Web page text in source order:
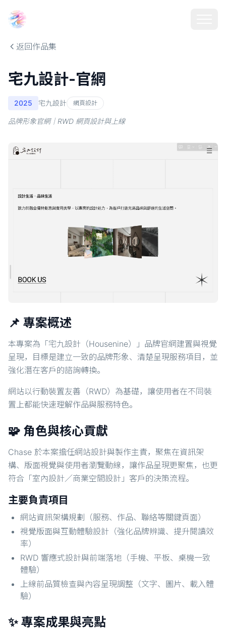
返回作品集
宅九設計-官網
2025 宅九設計 網頁設計
品牌形象官網｜RWD 網頁設計與上線
📌 專案概述
本專案為「宅九設計（Housenine）」品牌官網建置與視覺
呈現，目標是建立一致的品牌形象、清楚呈現服務項目，並
強化潛在客戶的諮詢轉換。
網站以行動裝置友善（RWD）為基礎，讓使用者在不同裝
置上都能快速理解作品與服務特色。
🧩 角色與核心貢獻
Chase 於本案擔任網站設計與製作主責，聚焦在資訊架
構、版面視覺與使用者瀏覽動線，讓作品呈現更聚焦，也更
符合「室內設計／商業空間設計」客戶的決策流程。
主要負責項目
網站資訊架構規劃（服務、作品、聯絡等關鍵頁面）
視覺版面與互動體驗設計（強化品牌辨識、提升閱讀效
率）
RWD 響應式設計與前端落地（手機、平板、桌機一致
體驗）
上線前品質檢查與內容呈現調整（文字、圖片、載入體
驗）
✨ 專案成果與亮點